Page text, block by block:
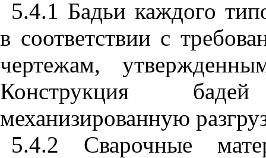
5.4.1 Бадьи каждого
в соответствии с
чертежам,
Конструкция
механизированную
5.4.2 Сварочные